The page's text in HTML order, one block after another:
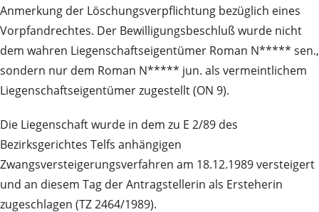
Anmerkung der Löschungsverpflichtung bezüglich eines
Vorpfandrechtes. Der Bewilligungsbeschluß wurde nicht
dem wahren Liegenschaftseigentümer Roman N***** sen.,
sondern nur dem Roman N***** jun. als vermeintlichem
Liegenschaftseigentümer zugestellt (ON 9).
Die Liegenschaft wurde in dem zu E 2/89 des
Bezirksgerichtes Telfs anhängigen
Zwangsversteigerungsverfahren am 18.12.1989 versteigert
und an diesem Tag der Antragstellerin als Ersteherin
zugeschlagen (TZ 2464/1989).